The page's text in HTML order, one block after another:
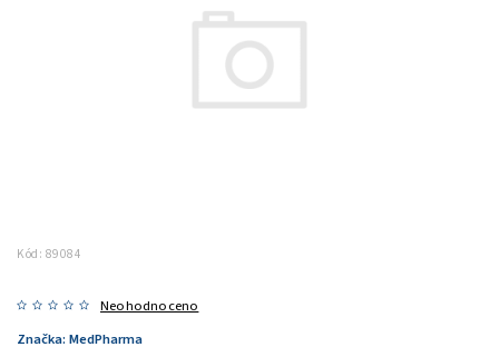
Kód: 89084
Neohodnoceno
Značka: MedPharma